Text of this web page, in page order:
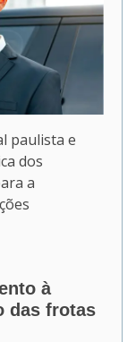
paulista e
dos
a
à
das frotas